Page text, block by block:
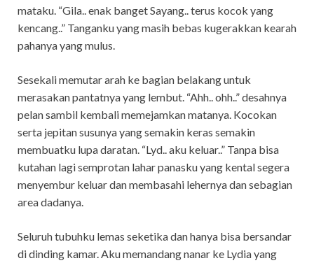
mataku. “Gila.. enak banget Sayang.. terus kocok yang
kencang..” Tanganku yang masih bebas kugerakkan kearah
pahanya yang mulus.
Sesekali memutar arah ke bagian belakang untuk
merasakan pantatnya yang lembut. “Ahh.. ohh..” desahnya
pelan sambil kembali memejamkan matanya. Kocokan
serta jepitan susunya yang semakin keras semakin
membuatku lupa daratan. “Lyd.. aku keluar..” Tanpa bisa
kutahan lagi semprotan lahar panasku yang kental segera
menyembur keluar dan membasahi lehernya dan sebagian
area dadanya.
Seluruh tubuhku lemas seketika dan hanya bisa bersandar
di dinding kamar. Aku memandang nanar ke Lydia yang